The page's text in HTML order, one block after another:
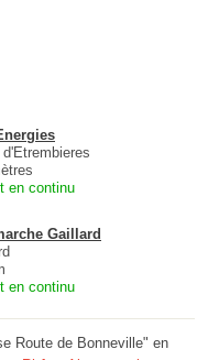
d'Etrembieres
en continu
Gaillard
en continu
Route de Bonneville" en